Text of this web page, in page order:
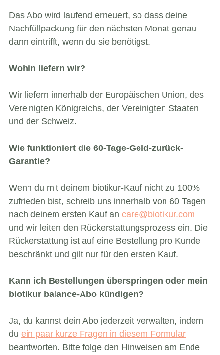
Das Abo wird laufend erneuert, so dass deine
Nachfüllpackung für den nächsten Monat genau
dann eintrifft, wenn du sie benötigst.
Wohin liefern wir?
Wir liefern innerhalb der Europäischen Union, des
Vereinigten Königreichs, der Vereinigten Staaten
und der Schweiz.
Wie funktioniert die 60-Tage-Geld-zurück-
Garantie?
Wenn du mit deinem biotikur-Kauf nicht zu 100%
zufrieden bist, schreib uns innerhalb von 60 Tagen
nach deinem ersten Kauf an care@biotikur.com
und wir leiten den Rückerstattungsprozess ein. Die
Rückerstattung ist auf eine Bestellung pro Kunde
beschränkt und gilt nur für den ersten Kauf.
Kann ich Bestellungen überspringen oder mein
biotikur balance-Abo kündigen?
Ja, du kannst dein Abo jederzeit verwalten, indem
du ein paar kurze Fragen in diesem Formular
beantworten. Bitte folge den Hinweisen am Ende